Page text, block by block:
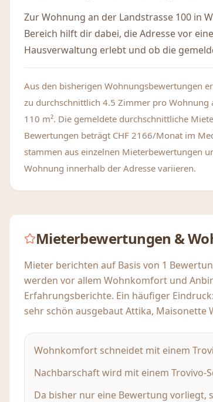
Zur Wohnung an der Landstrasse 100 in
Bereich hilft dir dabei, die Adresse vor
Hausverwaltung erlebt und ob die
Aus den bisherigen Wohnungsbewertungen
zu durchschnittlich 4.5 Zimmer pro Wohnung
110 m². Die gemeldete durchschnittliche
Bewertungen beträgt CHF 2166/Monat im
stammen aus einzelnen Mieterbewertungen
Wohnung innerhalb der Adresse variieren.
Mieterbewertungen &
Mieter berichten auf Basis von 1
werden vor allem Wohnkomfort und
Erfahrungsberichte. Ein häufiger
sehr schön ausgebaut Attika, Maisonette
Wohnkomfort schneidet mit einem
Nachbarschaft wird mit einem
Da bisher nur eine Bewertung vorliegt,